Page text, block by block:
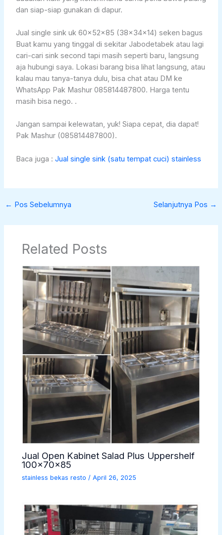
dan siap-siap gunakan di dapur.
Jual single sink uk 60x52x85 (38x34x14) seken bagus
Buat kamu yang tinggal di sekitar Jabodetabek atau lagi
cari-cari sink second tapi masih seperti baru, langsung
aja hubungi saya. Lokasi barang bisa lihat langsung, atau
kalau mau tanya-tanya dulu, bisa chat atau DM ke
WhatsApp Pak Mashur 085814487800. Harga tentu
masih bisa nego. .
Jangan sampai kelewatan, yuk! Siapa cepat, dia dapat!
Pak Mashur (085814487800).
Baca juga : Jual single sink (satu tempat cuci) stainless
← Pos Sebelumnya Selanjutnya Pos →
Related Posts
Jual Open Kabinet Salad Plus Uppershelf
100x70x85
stainless bekas resto /April 26, 2025